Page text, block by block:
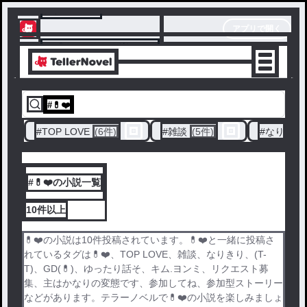
テラーノベル
アプリでサクサク楽しめる
# 💊❤️
#TOP LOVE (6件) #雑談 (5件) #なりきり
#💊❤️の小説一覧
10件以上
💊❤️の小説は10件投稿されています。💊❤️と一緒に投稿さ
れているタグは💊❤️、TOP LOVE、雑談、なりきり、(T-
T)、GD(💊)、ゆったり話そ、キム.ヨンミ、リクエスト募
集、主はかなりの変態です、参加してね、参加型ストーリー
などがあります。テラーノベルで💊❤️の小説を楽しみましょ